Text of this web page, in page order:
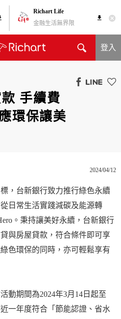
Richart Life
金融生活無界限
登入
手續費
環保讓美
2024/04/12
，台新銀行致力推行綠色永續
日常生活實踐減碳及能源轉
。秉持讓美好永續，台新銀行
與房屋貸款，符合條件即可享
色環保的同時，亦可輕鬆享有
動期間為2024年3月14日起至
一年度符合「節能認證、省水